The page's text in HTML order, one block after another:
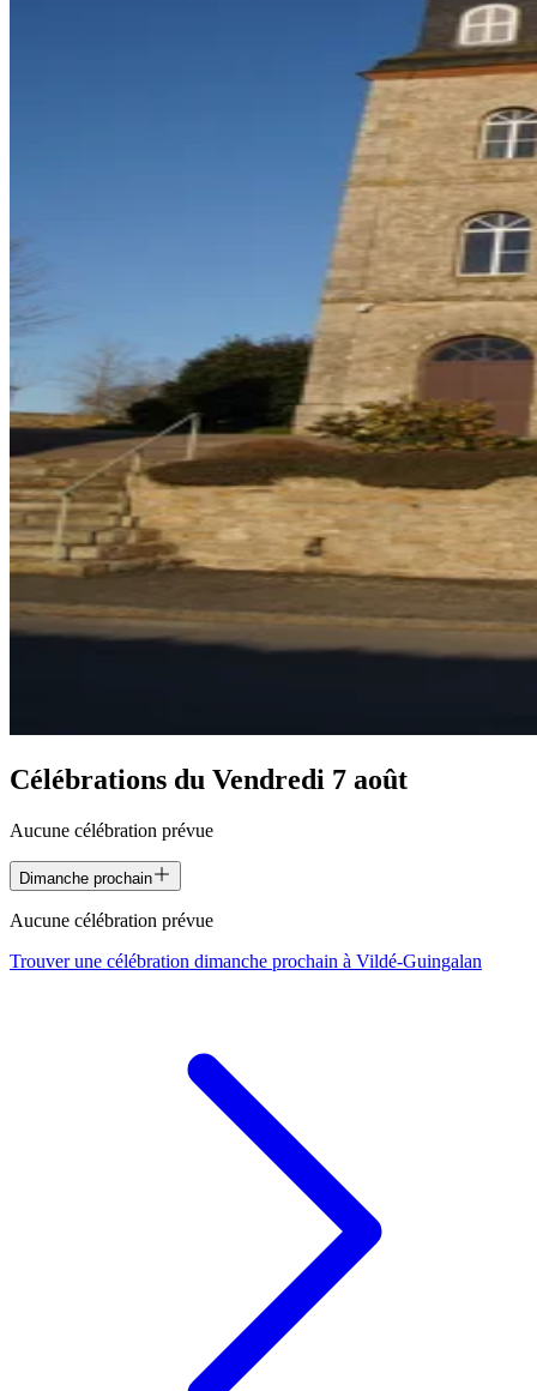
Célébrations du Vendredi 7 août
Aucune célébration prévue
Dimanche prochain
Aucune célébration prévue
Trouver une célébration dimanche prochain à Vildé-Guingalan